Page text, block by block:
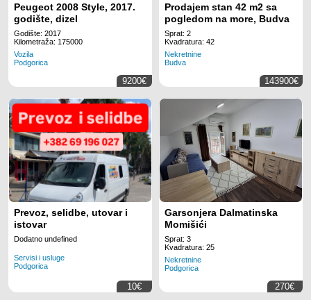
Peugeot 2008 Style, 2017.
godište, dizel
Godište: 2017
Kilometraža: 175000
Vozila
Podgorica
9200€
Prodajem stan 42 m2 sa
pogledom na more, Budva
Sprat: 2
Kvadratura: 42
Nekretnine
Budva
143900€
Prevoz, selidbe, utovar i
istovar
Dodatno undefined
Servisi i usluge
Podgorica
10€
Garsonjera Dalmatinska
Momišići
Sprat: 3
Kvadratura: 25
Nekretnine
Podgorica
270€